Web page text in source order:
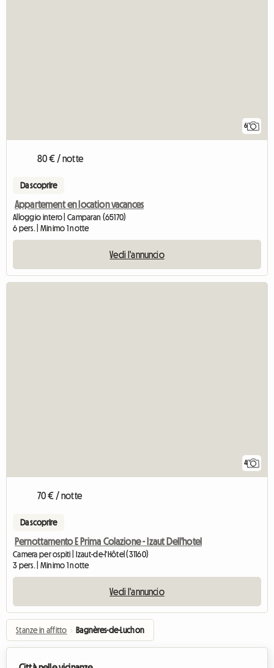
6
80 € / notte
Da scoprire
Appartement en location vacances
Alloggio intero | Camparan (65170)
6 pers. | Minimo 1 notte
Vedi l'annuncio
4
70 € / notte
Da scoprire
Pernottamento E Prima Colazione - Izaut Dell'hotel
Camera per ospiti | Izaut-de-l'Hôtel (31160)
3 pers. | Minimo 1 notte
Vedi l'annuncio
Stanze in affitto › Bagnères-de-Luchon